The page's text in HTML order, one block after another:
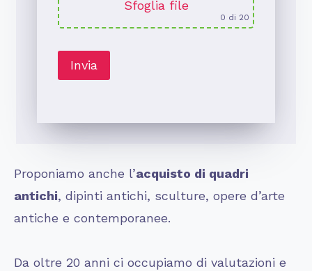
Sfoglia file
0 di 20
Proponiamo anche l’acquisto di quadri
antichi, dipinti antichi, sculture, opere d’arte
antiche e contemporanee.
Da oltre 20 anni ci occupiamo di valutazioni e